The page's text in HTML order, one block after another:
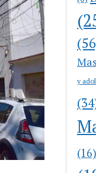
y
(16)